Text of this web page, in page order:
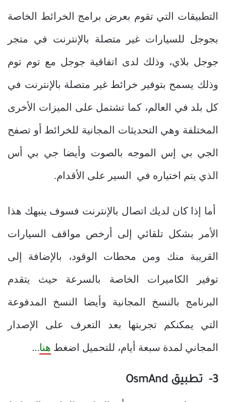
التطبيقات التي تقوم بعرض برامج الخرائط الخاصة
بجوجل للسيارات غير متصلة بالإنترنت في متجر
جوجل بلاي، وذلك لدى اتفاقية جوجل مع توم توم
وذلك يسمح بتوفير خرائط غير متصلة بالإنترنت في
كل بلد في العالم، كما تشتمل على الميزات الأخرى
المختلفة وهي التحديثات المجانية للخرائط أو تصفح
الجي بي إس الموجه بالصوت وأيضا جي بي أس
الذي يتم اختياره في السير على الأقدام.
أما إذا كان لديك اتصال بالإنترنت فسوف ينبهك هذا
الأمر بشكل تلقائي إلى أرخص مواقف السيارات
القريبة منك ومن محطات الوقود، بالإضافة إلى
توفير الكاميرات الخاصة بالسرعة حيث يتقدم
البرنامج بالنسخ المجانية وأيضا النسخ المدفوعة
التي يمكنكم تجربتها بعد التعرف على الإصدار
المجاني لمدة سبعة أيام، للتحميل اضغط هنا…
3- تطبيق OsmAnd